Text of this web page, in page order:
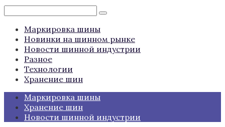
Поиск:
Маркировка шины
Новинки на шинном рынке
Новости шинной индустрии
Разное
Технологии
Хранение шин
Маркировка шины
Хранение шин
Новости шинной индустрии